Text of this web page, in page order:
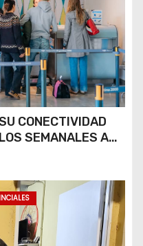
CONECTIVIDAD
SEMANALES A